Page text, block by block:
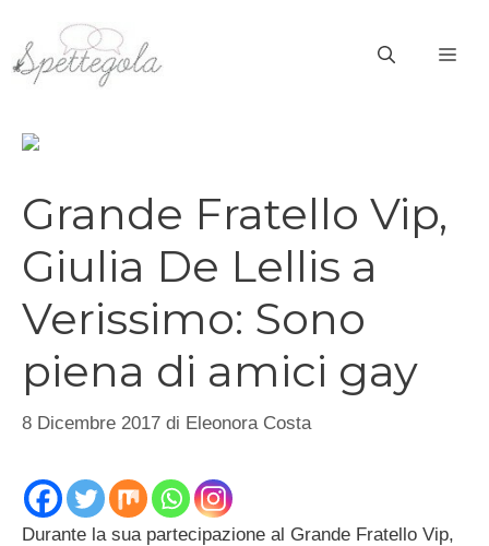
contenuto
Grande Fratello Vip,
Giulia De Lellis a
Verissimo: Sono
piena di amici gay
8 Dicembre 2017 di Eleonora Costa
Durante la sua partecipazione al Grande Fratello Vip,